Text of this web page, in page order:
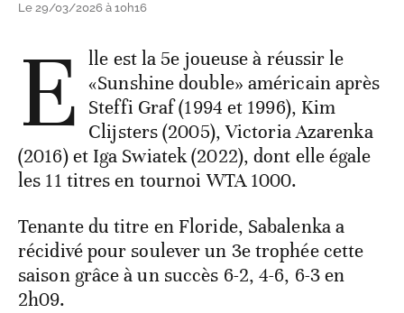
Le 29/03/2026 à 10h16
E lle est la 5e joueuse à réussir le
«Sunshine double» américain après
Steffi Graf (1994 et 1996), Kim
Clijsters (2005), Victoria Azarenka
(2016) et Iga Swiatek (2022), dont elle égale
les 11 titres en tournoi WTA 1000.
Tenante du titre en Floride, Sabalenka a
récidivé pour soulever un 3e trophée cette
saison grâce à un succès 6-2, 4-6, 6-3 en
2h09.